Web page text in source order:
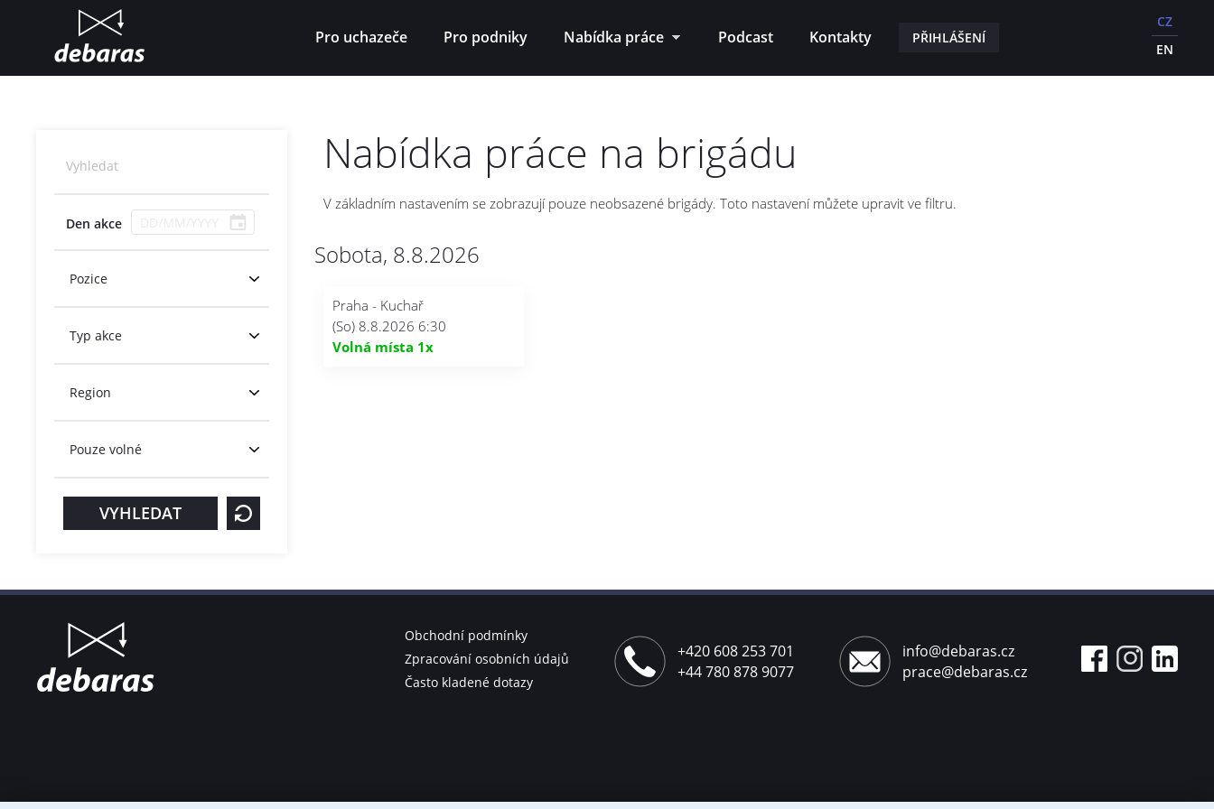
CZ
EN
Pro uchazeče Pro podniky Nabídka práce Podcast Kontakty PŘIHLÁŠENÍ
Den akce
D
a
c
Nabídka práce na brigádu
V základním nastavením se zobrazují pouze neobsazené brigády. Toto nastavení můžete upravit ve filtru.
Sobota, 8.8.2026
Praha - Kuchař
(So) 8.8.2026 6:30
Volná místa 1x
Obchodní podmínky
Zpracování osobních údajů
Často kladené dotazy
+420 608 253 701
+44 780 878 9077
info@debaras.cz
prace@debaras.cz